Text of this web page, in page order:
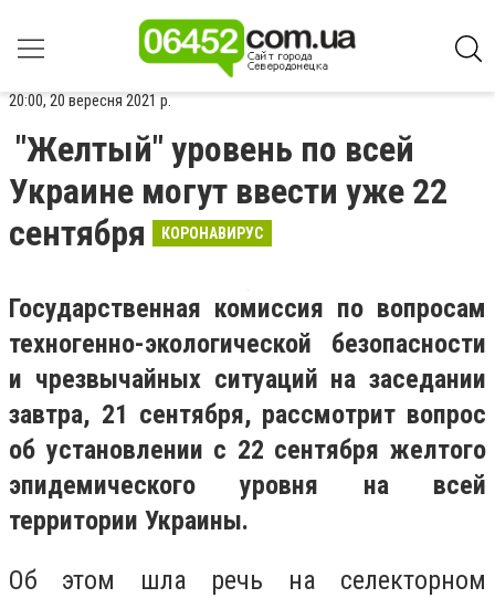
20:00, 20 вересня 2021 р.
"Желтый" уровень по всей
Украине могут ввести уже 22
сентября
КОРОНАВИРУС
Государственная комиссия по вопросам
техногенно-экологической безопасности
и чрезвычайных ситуаций на заседании
завтра, 21 сентября, рассмотрит вопрос
об установлении с 22 сентября желтого
эпидемического уровня на всей
территории Украины.
Об этом шла речь на селекторном